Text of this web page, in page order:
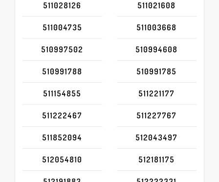
511028126 511021608
511004735 511003668
510997502 510994608
510991788 510991785
511154855 511221177
511222467 511227767
511852094 512043497
512054810 512181175